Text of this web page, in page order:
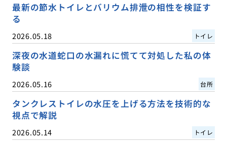
最新の節水トイレとバリウム排泄の相性を検証す
る
2026.05.18 トイレ
深夜の水道蛇口の水漏れに慌てて対処した私の体
験談
2026.05.16 台所
タンクレストイレの水圧を上げる方法を技術的な
視点で解説
2026.05.14 トイレ